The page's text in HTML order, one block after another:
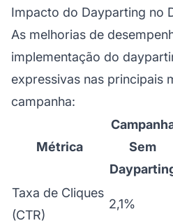
Impacto do Dayparting no
As melhorias de
implementação do
expressivas nas principais
campanha:
Métrica
Sem
Taxa de Cliques
(CTR)
2,1%